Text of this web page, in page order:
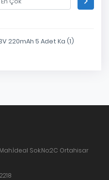
220mAh 5 Adet Ka (1)
Sok.No:2C Ortahisar